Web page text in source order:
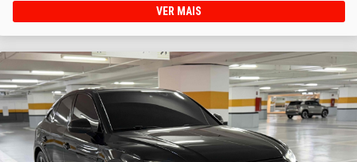
VER MAIS